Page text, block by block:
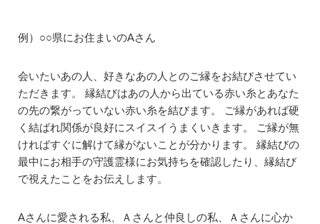
例）○○県にお住まいのAさん
会いたいあの人、好きなあの人とのご縁をお結びさせてい
ただきます。 縁結びはあの人から出ている赤い糸とあなた
の先の繋がっていない赤い糸を結びます。 ご縁があれば硬
く結ばれ関係が良好にスイスイうまくいきます。 ご縁が無
ければすぐに解けて縁がないことが分かります。 縁結びの
最中にお相手の守護霊様にお気持ちを確認したり、縁結び
で視えたことをお伝えします。
Aさんに愛される私、Ａさんと仲良しの私、Ａさんに心か